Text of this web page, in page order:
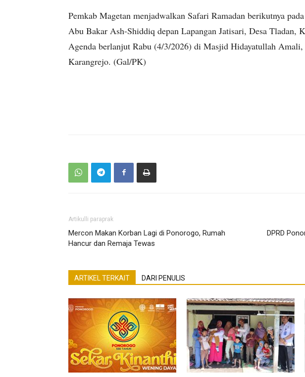
Pemkab Magetan menjadwalkan Safari Ramadan berikutnya
Abu Bakar Ash-Shiddiq depan Lapangan Jatisari, Desa Tladan,
Agenda berlanjut Rabu (4/3/2026) di Masjid Hidayatullah Amali,
Karangrejo. (Gal/PK)
Artikulli paraprak
Mercon Makan Korban Lagi di Ponorogo, Rumah
Hancur dan Remaja Tewas
DPRD
ARTIKEL TERKAIT DARI PENULIS